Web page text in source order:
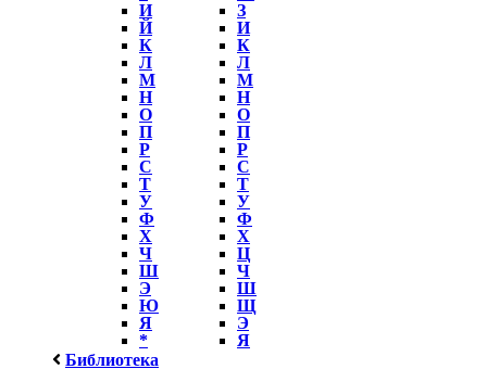
И
Й
К
Л
М
Н
О
П
Р
С
Т
У
Ф
Х
Ч
Ш
Э
Ю
Я
*
З
И
К
Л
М
Н
О
П
Р
С
Т
У
Ф
Х
Ц
Ч
Ш
Щ
Э
Я
Библиотека